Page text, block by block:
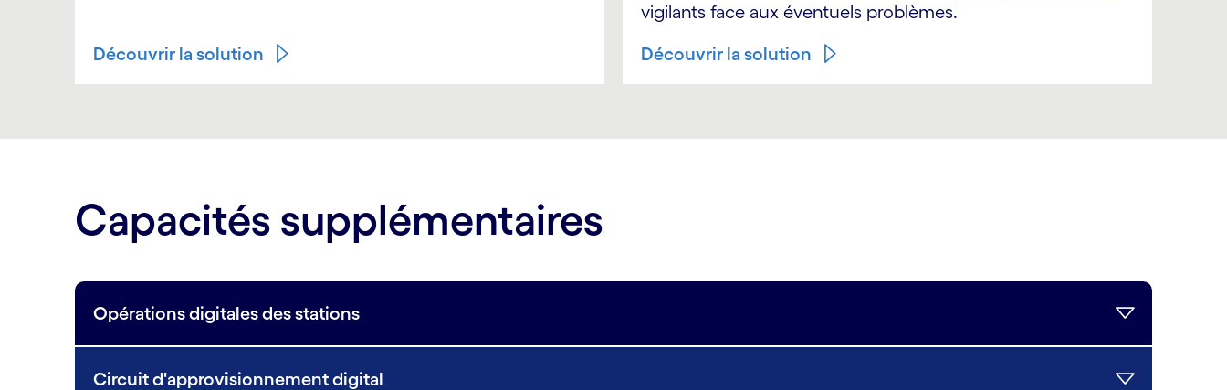
Découvrir la solution
vigilants face aux éventuels problèmes.
Découvrir la solution
Capacités supplémentaires
Opérations digitales des stations
Circuit d'approvisionnement digital